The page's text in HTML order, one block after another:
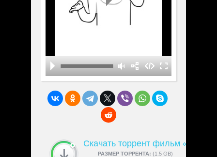
Скачать торрент фильм «Дикая
РАЗМЕР ТОРРЕНТА: (1.5 GB)
СКАЧАЛИ:4189